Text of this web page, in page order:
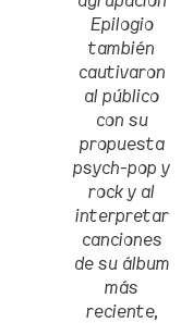
Epilogio
también
cautivaron
al público
con su
propuesta
psych-pop y
rock y al
interpretar
canciones
de su álbum
más
reciente,